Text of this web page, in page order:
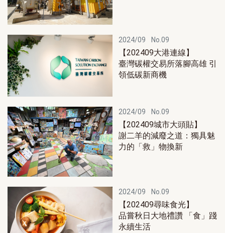
2024/09 No.09
【202409大港連線】
臺灣碳權交易所落腳高雄 引
領低碳新商機
2024/09 No.09
【202409城市大頭貼】
謝二羊的減廢之道：獨具魅
力的「救」物換新
2024/09 No.09
【202409尋味食光】
品嘗秋日大地禮讚 「食」踐
永續生活